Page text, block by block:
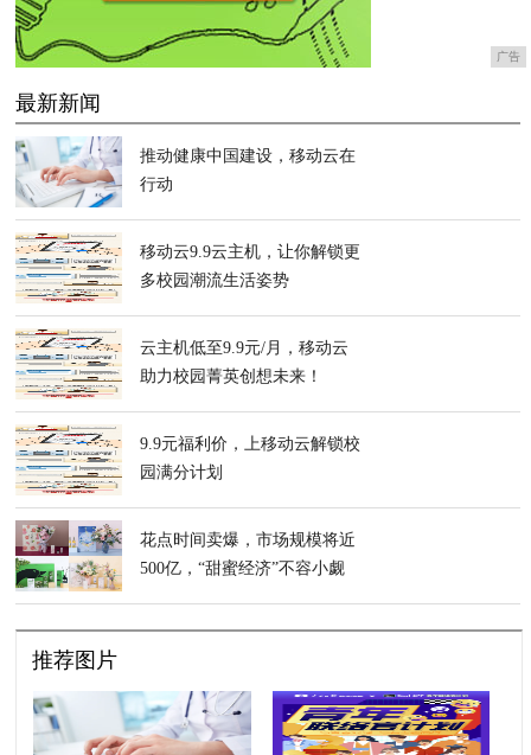
广告
最新新闻
推动健康中国建设，移动云在
行动
移动云9.9云主机，让你解锁更
多校园潮流生活姿势
云主机低至9.9元/月，移动云
助力校园菁英创想未来！
9.9元福利价，上移动云解锁校
园满分计划
花点时间卖爆，市场规模将近
500亿，“甜蜜经济”不容小觑
推荐图片